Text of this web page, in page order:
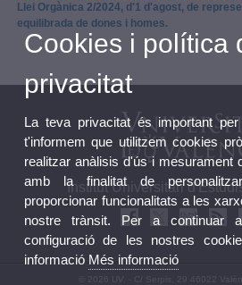
Llei Orgànica 2/2024, d'1 d'agost, de
equilibrada de dones i homes.
Institut Universitari
© 2026 UV. - C/ Serpis, 29 46022
Cookies i política
privacitat
La teva privacitat és important
t'informem que utilitzem cookies
realitzar anàlisis d'ús i mesurament
amb la finalitat de
proporcionar funcionalitats a les
nostre trànsit. Per a continuar
configuració de les nostres
informació Més informació